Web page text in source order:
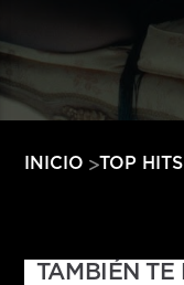
INICIO TOP HITS
TAMBIÉN TE